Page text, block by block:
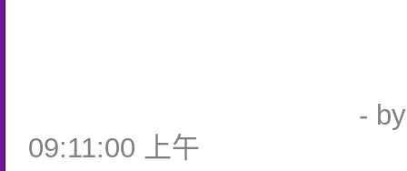
-
09:11:00 上午